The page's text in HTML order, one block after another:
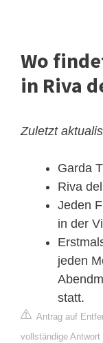
Wo
in Riva
Zuletzt
Garda
Riva
Jeden
in der
jeden
statt.
Antrag auf
vollständige